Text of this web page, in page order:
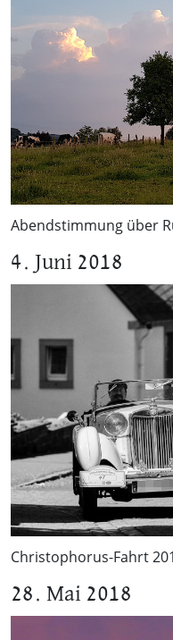
Abendstimmung über
4. Juni 2018
Christophorus-Fahrt
28. Mai 2018